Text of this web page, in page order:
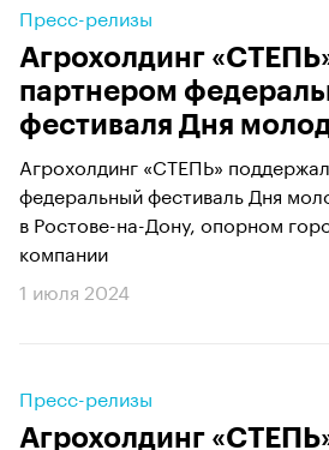
Пресс-релизы
Агрохолдинг
партнером
фестиваля Дня
Агрохолдинг «СТЕПЬ» поддержал
федеральный фестиваль Дня
в Ростове-на-Дону, опорном
компании
1 июля 2024
Пресс-релизы
Агрохолдинг